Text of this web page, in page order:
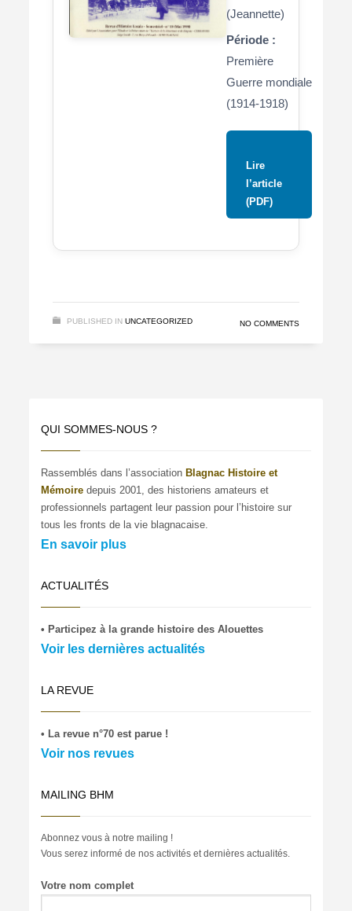
(Jeannette)
Période :
Première
Guerre mondiale
(1914-1918)
Lire
l’article
(PDF)
PUBLISHED IN UNCATEGORIZED NO COMMENTS
QUI SOMMES-NOUS ?
Rassemblés dans l’associationBlagnac Histoire et
Mémoire depuis 2001, des historiens amateurs et
professionnels partagent leur passion pour l’histoire sur
tous les fronts de la vie blagnacaise.
En savoir plus
ACTUALITÉS
• Participez à la grande histoire des Alouettes
Voir les dernières actualités
LA REVUE
• La revue n°70 est parue !
Voir nos revues
MAILING BHM
Abonnez vous à notre mailing !
Vous serez informé de nos activités et dernières actualités.
Votre nom complet